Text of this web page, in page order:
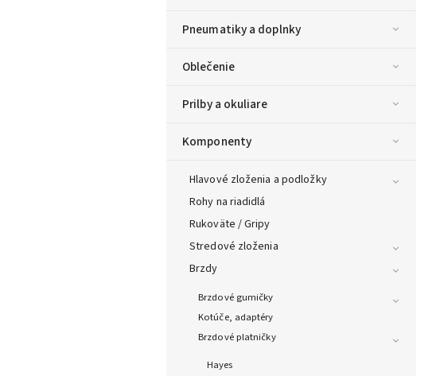
Pneumatiky a doplnky
Oblečenie
Prilby a okuliare
Komponenty
Hlavové zloženia a podložky
Rohy na riadidlá
Rukoväte / Gripy
Stredové zloženia
Brzdy
Brzdové gumičky
Kotúče, adaptéry
Brzdové platničky
Hayes